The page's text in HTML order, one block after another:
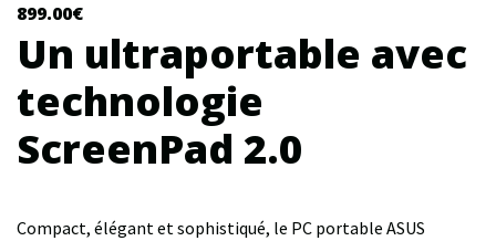
899.00€
Un ultraportable avec
technologie
ScreenPad 2.0
Compact, élégant et sophistiqué, le PC portable ASUS